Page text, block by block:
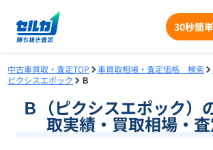
30秒簡
中古車買取・査定TOP 車買取相場・査定価格 検索
ピクシスエポック
Ｂ
Ｂ（ピクシスエポック）
取実績・買取相場・